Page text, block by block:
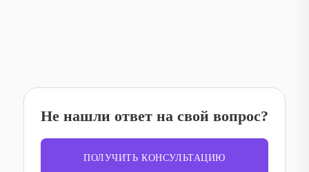
Не нашли ответ на свой вопрос?
ПОЛУЧИТЬ КОНСУЛЬТАЦИЮ